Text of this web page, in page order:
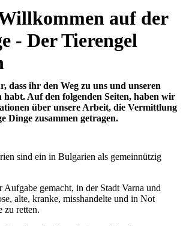
auf der
- Der Tierengel
dass ihr den Weg zu uns und unseren
habt. Auf den folgenden Seiten, haben wir
über unsere Arbeit, die Vermittlung
Dinge zusammen getragen.
sind ein in Bulgarien als gemeinnützig
Aufgabe gemacht, in der Stadt Varna und
alte, kranke, misshandelte und in Not
zu retten.